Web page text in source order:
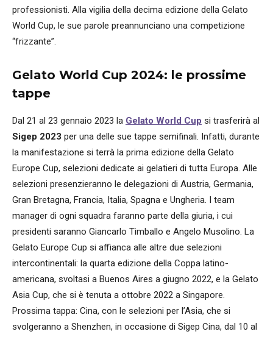
professionisti. Alla vigilia della decima edizione della Gelato
World Cup, le sue parole preannunciano una competizione
“frizzante”.
Gelato World Cup 2024: le prossime
tappe
Dal 21 al 23 gennaio 2023 la Gelato World Cup si trasferirà al
Sigep 2023 per una delle sue tappe semifinali. Infatti, durante
la manifestazione si terrà la prima edizione della Gelato
Europe Cup, selezioni dedicate ai gelatieri di tutta Europa. Alle
selezioni presenzieranno le delegazioni di Austria, Germania,
Gran Bretagna, Francia, Italia, Spagna e Ungheria. I team
manager di ogni squadra faranno parte della giuria, i cui
presidenti saranno Giancarlo Timballo e Angelo Musolino. La
Gelato Europe Cup si affianca alle altre due selezioni
intercontinentali: la quarta edizione della Coppa latino-
americana, svoltasi a Buenos Aires a giugno 2022, e la Gelato
Asia Cup, che si è tenuta a ottobre 2022 a Singapore.
Prossima tappa: Cina, con le selezioni per l’Asia, che si
svolgeranno a Shenzhen, in occasione di Sigep Cina, dal 10 al